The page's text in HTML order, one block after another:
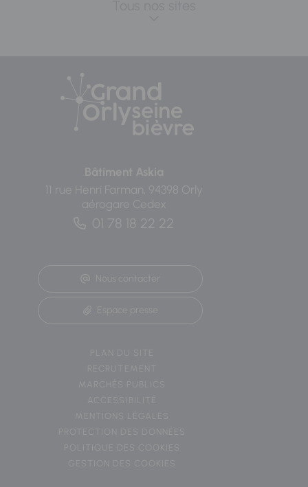
Bâtiment Askia
11 rue Henri Farman, 94398 Orly
aérogare Cedex
01 78 18 22 22
Nous contacter
Espace presse
PLAN DU SITE
RECRUTEMENT
MARCHÉS PUBLICS
ACCESSIBILITÉ
MENTIONS LÉGALES